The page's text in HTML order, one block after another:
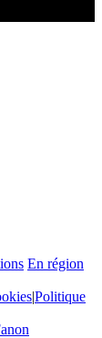
En région
|Politique